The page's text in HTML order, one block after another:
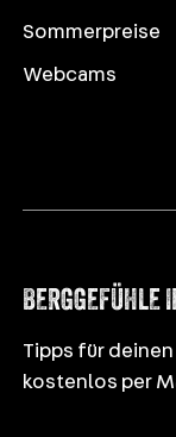
Sommerpreise
Webcams
BERGGEFÜHLE
Tipps für
kostenlos per